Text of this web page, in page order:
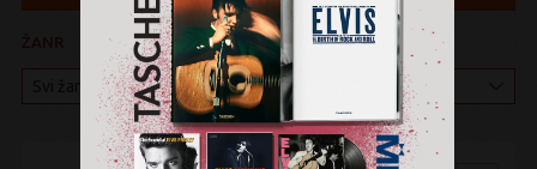
KATEGORIJA